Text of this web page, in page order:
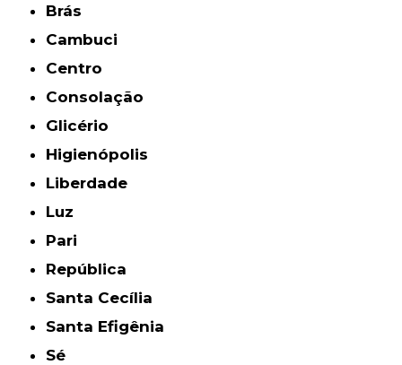
Brás
Cambuci
Centro
Consolação
Glicério
Higienópolis
Liberdade
Luz
Pari
República
Santa Cecília
Santa Efigênia
Sé